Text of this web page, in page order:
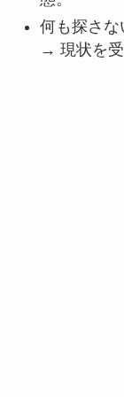
何も探さな
→ 現状を受